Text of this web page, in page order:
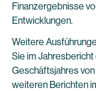
Finanzergebnisse
Entwicklungen.
Weitere
Sie im
Geschäftsjahres von
weiteren Berichten